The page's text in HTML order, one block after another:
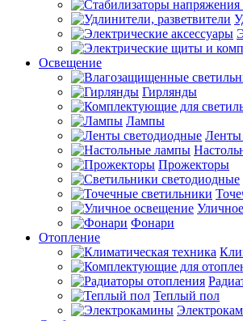
Освещение
Гирлянды
Лампы
Ленты
Прожекторы
Фонари
Отопление
Теплый пол